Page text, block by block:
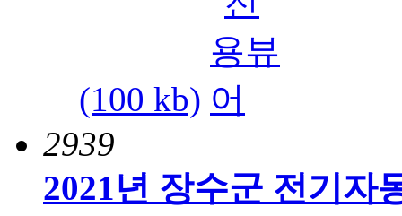
(100 kb)
2939
2021년 장수군 전기자